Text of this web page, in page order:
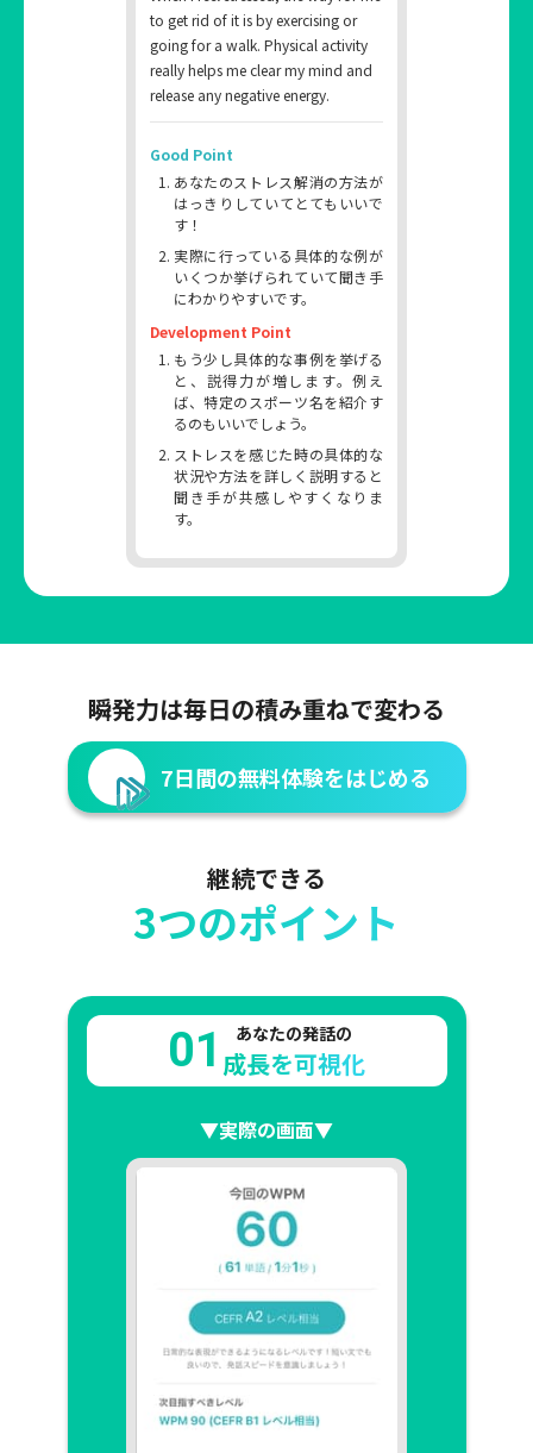
to get rid of it is by exercising or
going for a walk. Physical activity
really helps me clear my mind and
release any negative energy.
Good Point
あなたのストレス解消の方法が
はっきりしていてとてもいいで
す！
実際に行っている具体的な例が
いくつか挙げられていて聞き手
にわかりやすいです。
Development Point
もう少し具体的な事例を挙げる
と、説得力が増します。例え
ば、特定のスポーツ名を紹介す
るのもいいでしょう。
ストレスを感じた時の具体的な
状況や方法を詳しく説明すると
聞き手が共感しやすくなりま
す。
瞬発力は毎日の積み重ねで変わる
7日間の無料体験をはじめる
継続できる
3つのポイント
01 あなたの発話の
成長を可視化
▼実際の画面▼